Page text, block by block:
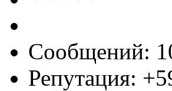
Сообщений:
Репутация: